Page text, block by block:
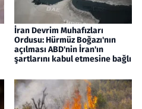
İran Devrim Muhafızları
Ordusu: Hürmüz Boğazı'nın
açılması ABD'nin İran'ın
şartlarını kabul etmesine bağlı